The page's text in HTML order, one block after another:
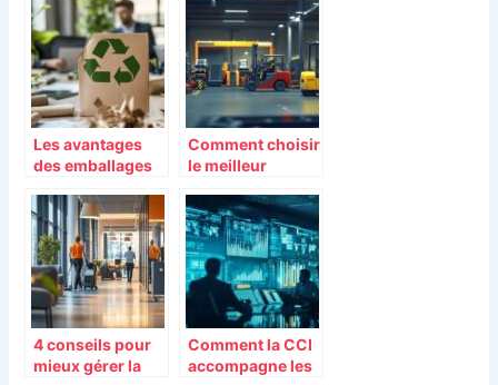
collègues
master en IA
Les avantages
des emballages
responsables
pour les
entreprises
Comment choisir
le meilleur
manutention
pour votre
entreprise
4 conseils pour
mieux gérer la
Comment la CCI
accompagne les